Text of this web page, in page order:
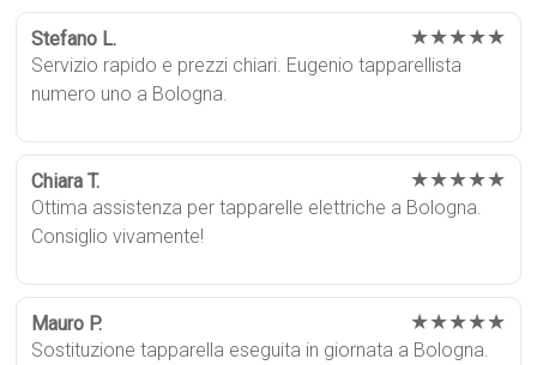
Stefano L. ★★★★★
Servizio rapido e prezzi chiari. Eugenio tapparellista
numero uno a Bologna.
Chiara T. ★★★★★
Ottima assistenza per tapparelle elettriche a Bologna.
Consiglio vivamente!
Mauro P. ★★★★★
Sostituzione tapparella eseguita in giornata a Bologna.